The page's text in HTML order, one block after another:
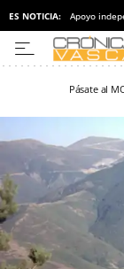
ES NOTICIA: Apoyo
Pásate al